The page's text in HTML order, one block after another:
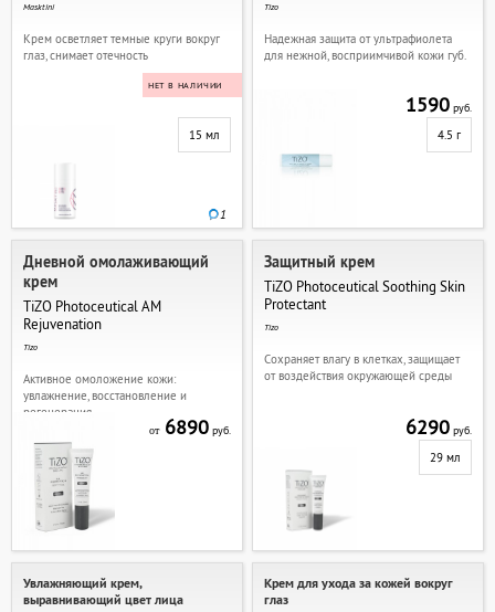
Masktini
НЕТ В НАЛИЧИИ
Крем осветляет темные круги вокруг
глаз, снимает отечность
15 мл
1
Tizo
Надежная защита от ультрафиолета
для нежной, восприимчивой кожи губ.
1590руб.
4.5 г
Дневной омолаживающий
крем
TiZO Photoceutical AM
Rejuvеnation
Tizo
Активное омоложение кожи:
увлажнение, восстановление и
регенерация.
от6890руб.
Защитный крем
TiZO Photoceutical Soothing Skin
Protectant
Tizo
Сохраняет влагу в клетках, защищает
от воздействия окружающей среды
6290руб.
29 мл
Увлажняющий крем,
выравнивающий цвет лица
Крем для ухода за кожей вокруг
глаз